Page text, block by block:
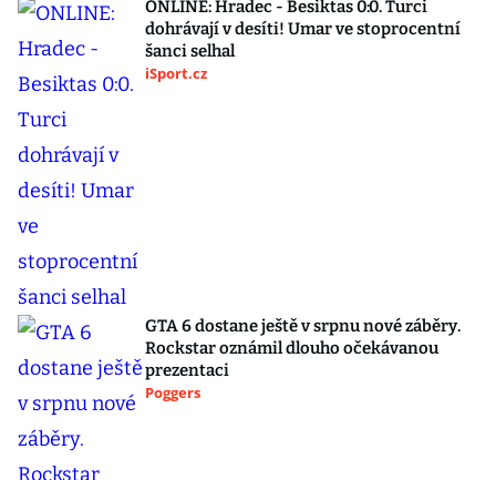
ONLINE: Hradec - Besiktas 0:0. Turci
dohrávají v desíti! Umar ve stoprocentní
šanci selhal
iSport.cz
GTA 6 dostane ještě v srpnu nové záběry.
Rockstar oznámil dlouho očekávanou
prezentaci
Poggers